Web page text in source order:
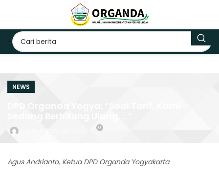
NEWS
0
Agus Andrianto, Ketua DPD Organda Yogyakarta